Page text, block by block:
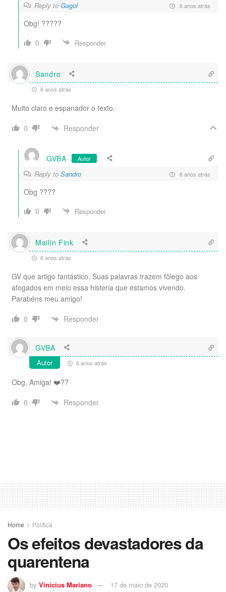
Reply to Gogol 6 anos atrás
Obg! ?????
0
Responder
Sandro
6 anos atrás
Muito claro e espanador o texto.
0
Responder
GVBA Autor
Reply to Sandro 6 anos atrás
Obg ????
0
Responder
Mailin Fink
6 anos atrás
GV que artigo fantástico. Suas palavras trazem fôlego aos
afogados em meio essa histeria que estamos vivendo.
Parabéns meu amigo!
0
Responder
GVBA
Autor 6 anos atrás
Obg, Amiga! ❤️??
0
Responder
Home Política
Os efeitos devastadores da
quarentena
by Vinicius Mariano 17 de maio de 2020